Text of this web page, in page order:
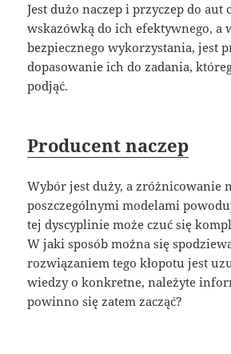
Jest dużo naczep i przyczep do aut
wskazówką do ich efektywnego, a
bezpiecznego wykorzystania, jest
dopasowanie ich do zadania,
podjąć.
Producent naczep
Wybór jest duży, a zróżnicowanie
poszczególnymi modelami
tej dyscyplinie może czuć się
W jaki sposób można się
rozwiązaniem tego kłopotu jest
wiedzy o konkretne, należyte
powinno się zatem zacząć?